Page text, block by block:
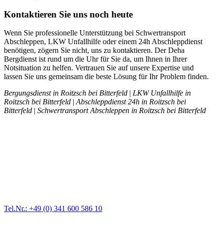
Kontaktieren Sie uns noch heute
Wenn Sie professionelle Unterstützung bei Schwertransport
Abschleppen, LKW Unfallhilfe oder einem 24h Abschleppdienst
benötigen, zögern Sie nicht, uns zu kontaktieren. Der Deha
Bergdienst ist rund um die Uhr für Sie da, um Ihnen in Ihrer
Notsituation zu helfen. Vertrauen Sie auf unsere Expertise und
lassen Sie uns gemeinsam die beste Lösung für Ihr Problem finden.
Bergungsdienst in Roitzsch bei Bitterfeld | LKW Unfallhilfe in
Roitzsch bei Bitterfeld | Abschleppdienst 24h in Roitzsch bei
Bitterfeld | Schwertransport Abschleppen in Roitzsch bei Bitterfeld
Tel.Nr.: +49 (0) 341 600 586 10